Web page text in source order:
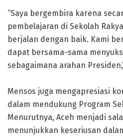
‎“Saya bergembira karena
pembelajaran di Sekolah
berjalan dengan baik. Kami
dapat bersama-sama
sebagaimana arahan
‎Mensos juga mengapresiasi
dalam mendukung Program
Menurutnya, Aceh menjadi
menunjukkan keseriusan